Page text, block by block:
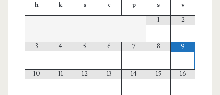
h k s c p s
v
1
2
3 4 5 6 7 8 9
10 11 12 13 14 15 16